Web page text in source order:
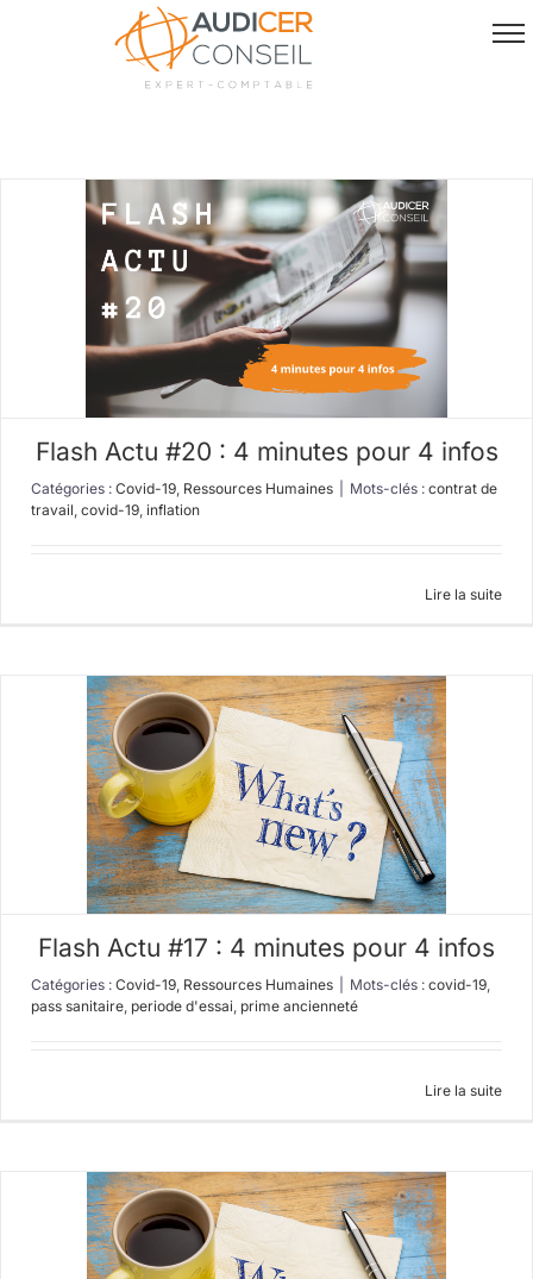
Flash Actu #20 : 4 minutes pour 4 infos
Catégories : Covid-19, Ressources Humaines Mots-clés : contrat de
travail, covid-19, inflation
Lire la suite
Flash Actu #17 : 4 minutes pour 4 infos
Catégories : Covid-19, Ressources Humaines Mots-clés : covid-19,
pass sanitaire, periode d'essai, prime ancienneté
Lire la suite